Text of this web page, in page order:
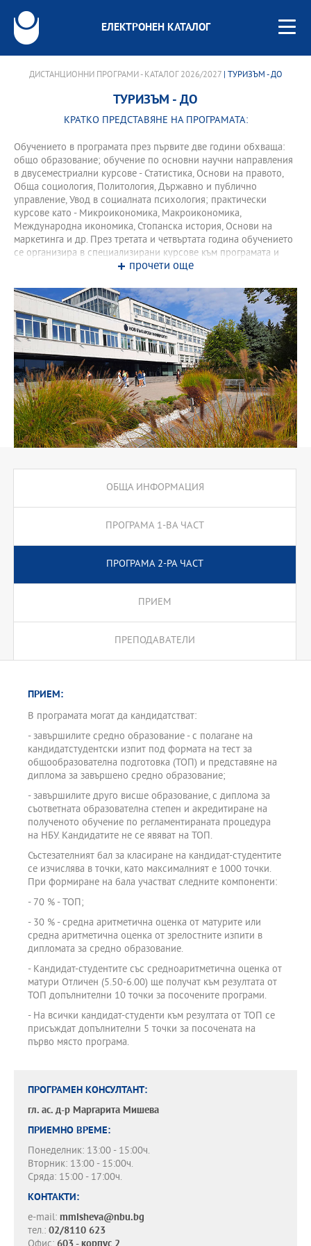
ЕЛЕКТРОНЕН КАТАЛОГ
ДИСТАНЦИОННИ ПРОГРАМИ - КАТАЛОГ 2026/2027| ТУРИЗЪМ - ДО
ТУРИЗЪМ - ДО
КРАТКО ПРЕДСТАВЯНЕ НА ПРОГРАМАТА:
Обучението в програмата през първите две години обхваща:
общо образование; обучение по основни научни направления
в двусеместриални курсове - Статистика, Основи на правото,
Обща социология, Политология, Държавно и публично
управление, Увод в социалната психология; практически
курсове като - Микроикономика, Макроикономика,
Международна икономика, Стопанска история, Основи на
маркетинга и др. През третата и четвъртата година обучението
се организира в специализирани курсове към програмата и
извънаудиторни учебни форми. От четвъртата година
професионална квалификация:
- Управление на туроператорска и турагентска дейност;
- Управление на хотелиерството и ресторантьорството;
- Мениджмънт на културния туризъм
прочети още
ОБЩА ИНФОРМАЦИЯ
ПРОГРАМА 1-ВА ЧАСТ
ПРОГРАМА 2-РА ЧАСТ
ПРИЕМ
ПРЕПОДАВАТЕЛИ
ПРИЕМ:
В програмата могат да кандидатстват:
- завършилите средно образование - с полагане на
кандидатстудентски изпит под формата на тест за
общообразователна подготовка (ТОП) и представяне на
диплома за завършено средно образование;
- завършилите друго висше образование, с диплома за
съответната образователна степен и акредитиране на
полученото обучение по регламентираната процедура
на НБУ. Кандидатите не се явяват на ТОП.
Състезателният бал за класиране на кандидат-студентите
се изчислява в точки, като максималният е 1000 точки.
При формиране на бала участват следните компоненти:
- 70 % - ТОП;
- 30 % - средна аритметична оценка от матурите или
средна аритметична оценка от зрелостните изпити в
дипломата за средно образование.
- Кандидат-студентите със средноаритметична оценка от
матури Отличен (5.50-6.00) ще получат към резултата от
ТОП допълнителни 10 точки за посочените програми.
- На всички кандидат-студенти към резултата от ТОП се
присъждат допълнителни 5 точки за посочената на
първо място програма.
ПРОГРАМЕН КОНСУЛТАНТ:
гл. ас. д-р Маргарита Мишева
ПРИЕМНО ВРЕМЕ:
Понеделник: 13:00 - 15:00ч.
Вторник: 13:00 - 15:00ч.
Сряда: 15:00 - 17:00ч.
КОНТАКТИ:
e-mail: mmisheva@nbu.bg
тел.: 02/8110 623